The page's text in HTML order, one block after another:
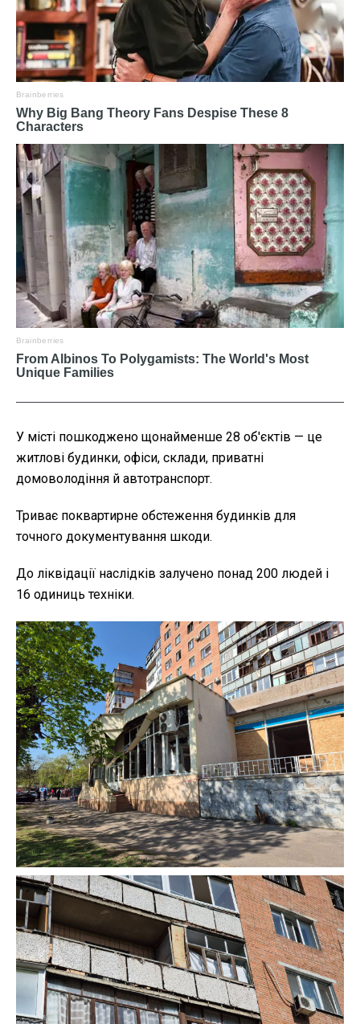
У місті пошкоджено щонайменше 28 об'єктів — це
житлові будинки, офіси, склади, приватні
домоволодіння й автотранспорт.
Триває поквартирне обстеження будинків для
точного документування шкоди.
До ліквідації наслідків залучено понад 200 людей і
16 одиниць техніки.